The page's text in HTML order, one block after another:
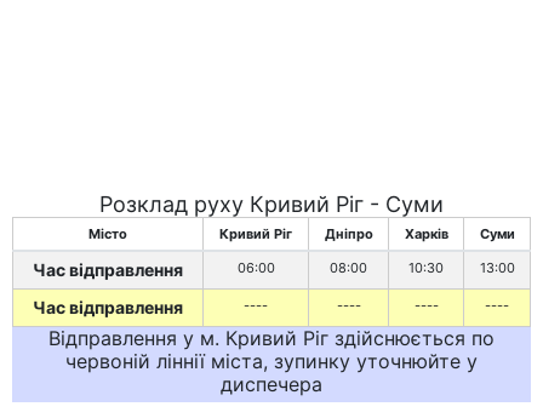
Розклад руху Кривий Ріг - Суми
Місто Кривий Ріг Дніпро Харків Суми
Час відправлення 06:00 08:00 10:30 13:00
Час відправлення ---- ---- ---- ----
Відправлення у м. Кривий Ріг здійснюється по
червоній ліннії міста, зупинку уточнюйте у
диспечера